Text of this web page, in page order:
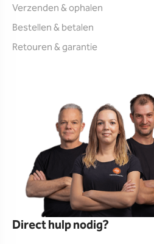
Verzenden & ophalen
Bestellen & betalen
Retouren & garantie
Direct hulp nodig?